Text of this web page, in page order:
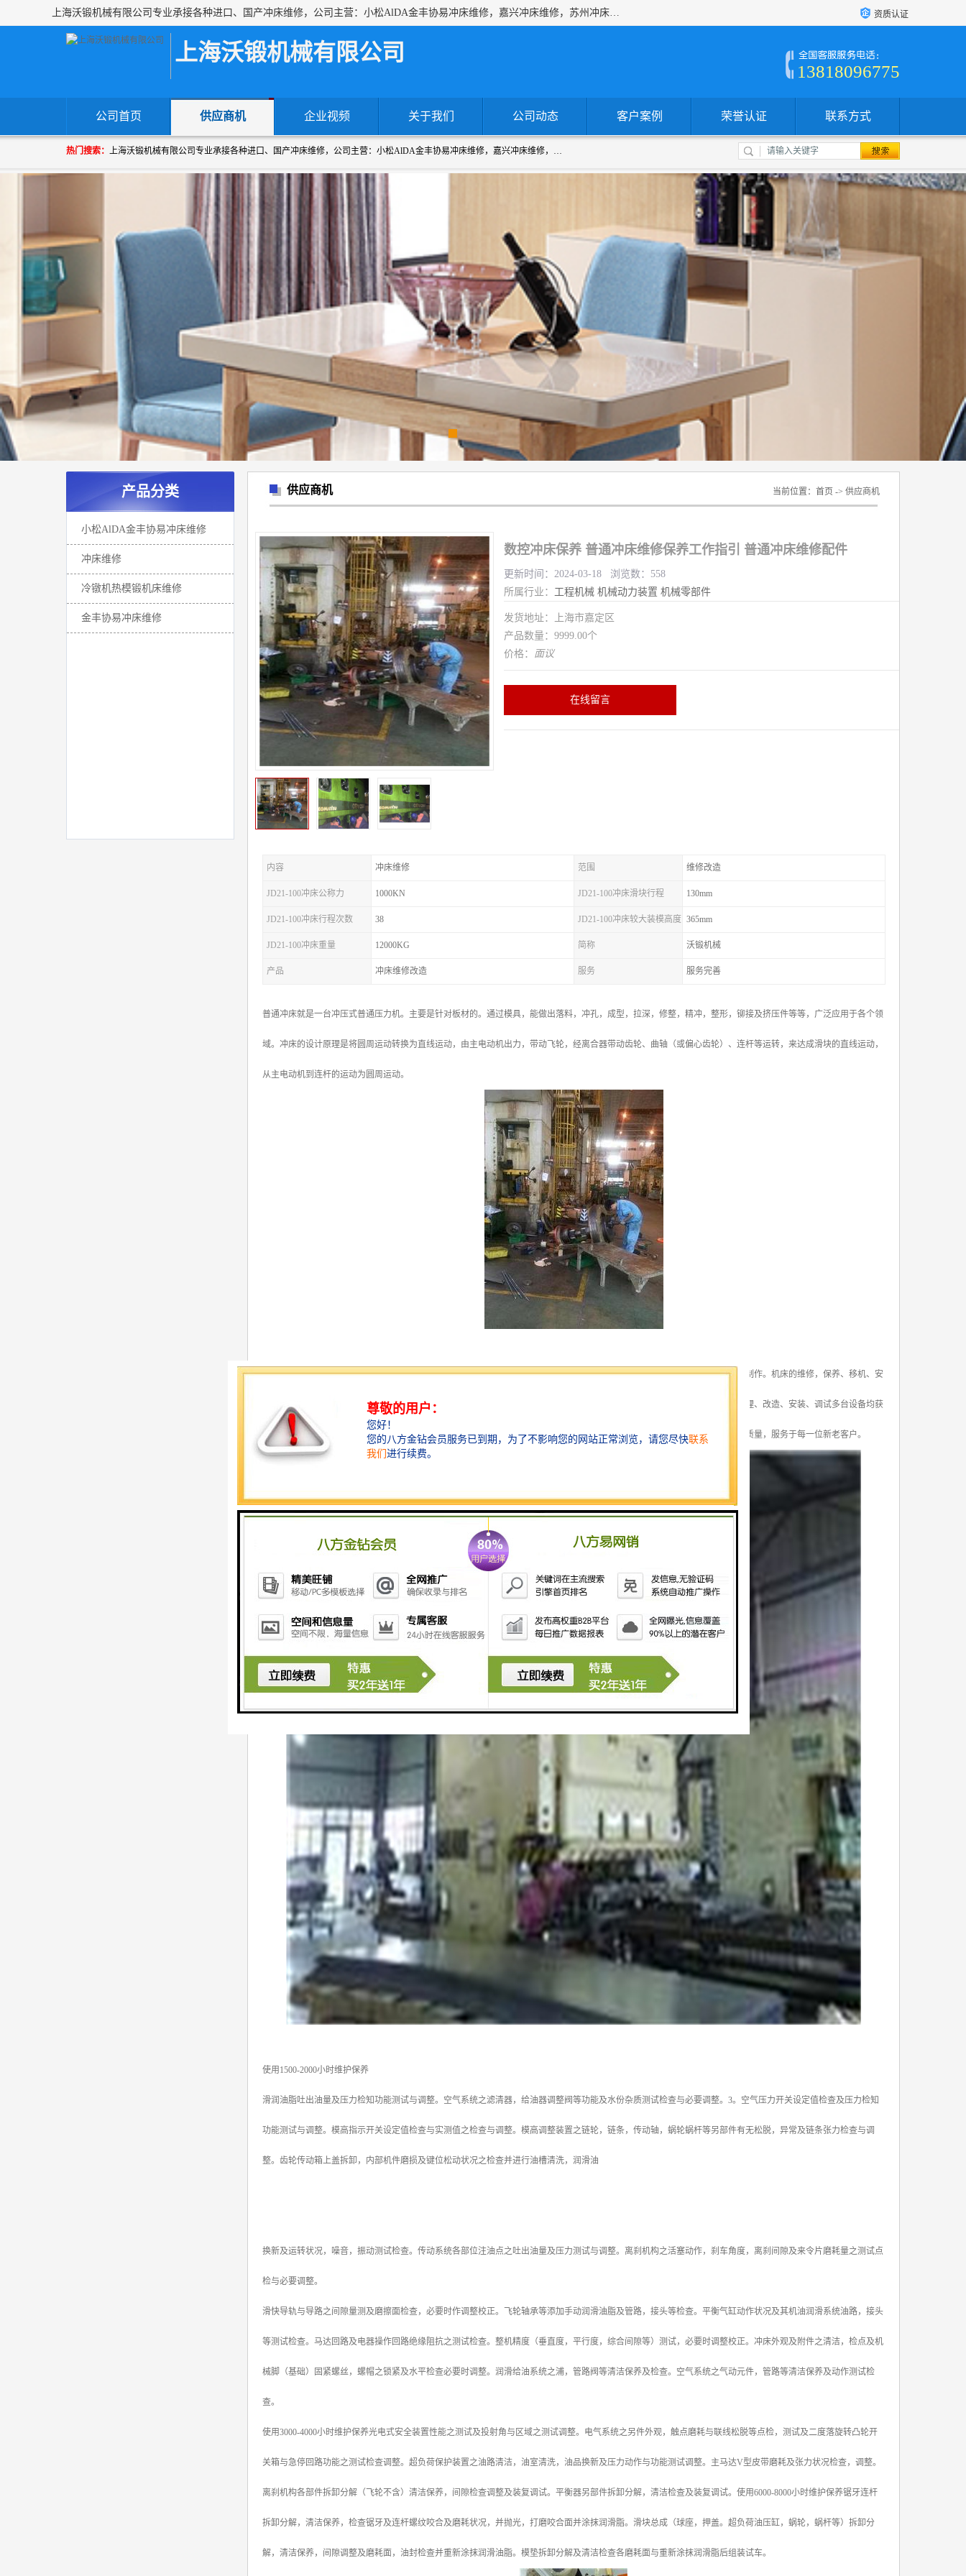
上海沃锻机械有限公司专业承接各种进口、国产冲床维修，公司主营：小松AlDA金丰协易冲床维修，嘉兴冲床维修，苏州冲床维修，冷镦机热模锻机床维修，提供各种冲床配件！！一站式服务为您解决一切冲床问题！ 资质认证
上海沃锻机械有限公司
13818096775
公司首页 供应商机 企业视频 关于我们 公司动态 客户案例 荣誉认证 联系方式
热门搜索： 上海沃锻机械有限公司专业承接各种进口、国产冲床维修，公司主营：小松AlDA金丰协易冲床维修，嘉兴冲床维修，苏州冲床维修，冷镦机热模锻机床维修，提供各种冲床配件！！一站式服务为您解决一切冲床问题！
产品分类
小松AlDA金丰协易冲床维修
冲床维修
冷镦机热模锻机床维修
金丰协易冲床维修
供应商机 当前位置： 首页 -> 供应商机
数控冲床保养 普通冲床维修保养工作指引 普通冲床维修配件
更新时间：2024-03-18 浏览数：558
所属行业： 工程机械 机械动力装置 机械零部件
发货地址：上海市嘉定区
产品数量：9999.00个
价格： 面议
在线留言
内容 冲床维修 范围 维修改造
JD21-100冲床公称力 1000KN JD21-100冲床滑块行程 130mm
JD21-100冲床行程次数 38 JD21-100冲床较大装模高度 365mm
JD21-100冲床重量 12000KG 简称 沃锻机械
产品 冲床维修改造 服务 服务完善
普通冲床就是一台冲压式普通压力机。主要是针对板材的。通过模具，能做出落料，冲孔，成型，拉深，修整，精冲，整形，铆接及挤压件等等，广泛应用于各个领
域。冲床的设计原理是将圆周运动转换为直线运动，由主电动机出力，带动飞轮，经离合器带动齿轮、曲轴（或偏心齿轮）、连杆等运转，来达成滑块的直线运动，
从主电动机到连杆的运动为圆周运动。
上海沃锻机械有限公司承接各类机床的大修改造；导轨修复、校准；液压系统维修改造；电气系统维修和升级改造，电气柜设计制作。机床的维修，保养、移机、安
装调试等。对立车、刨边机、铣边机、落地镗、龙门刨铣、导轨磨、卧车等大型金属切削机床，有丰富的维修改造经验。先后修理、改造、安装、调试多台设备均获
客户，公司秉承科学施工理念、对每一台机床认真负责的心态在长三角地区拥有良好口碑和稳固的市场。对此我们也将以更高的质量，服务于每一位新老客户。
使用1500-2000小时维护保养
滑润油脂吐出油量及压力检知功能测试与调整。空气系统之滤清器，给油器调整阀等功能及水份杂质测试检查与必要调整。3。空气压力开关设定值检查及压力检知
功能测试与调整。模高指示开关设定值检查与实测值之检查与调整。模高调整装置之链轮，链条，传动轴，蜗轮蜗杆等另部件有无松脱，异常及链条张力检查与调
整。齿轮传动箱上盖拆卸，内部机件磨损及键位松动状况之检查并进行油槽清洗，润滑油
换新及运转状况，噪音，振动测试检查。传动系统各部位注油点之吐出油量及压力测试与调整。离刹机构之活塞动作，刹车角度，离刹间隙及来令片磨耗量之测试点
检与必要调整。
滑快导轨与导路之间隙量测及磨擦面检查，必要时作调整校正。飞轮轴承等添加手动润滑油脂及管路，接头等检查。平衡气缸动作状况及其机油润滑系统油路，接头
等测试检查。马达回路及电器操作回路绝缘阻抗之测试检查。整机精度（垂直度，平行度，综合间隙等）测试，必要时调整校正。冲床外观及附件之清洁，检点及机
械脚（基础）固紧螺丝，螺帽之锁紧及水平检查必要时调整。润滑给油系统之浦，管路阀等清洁保养及检查。空气系统之气动元件，管路等清洁保养及动作测试检
查。
使用3000-4000小时维护保养光电式安全装置性能之测试及投射角与区域之测试调整。电气系统之另件外观，触点磨耗与联线松脱等点检，测试及二度落旋转凸轮开
关箱与急停回路功能之测试检查调整。超负荷保护装置之油路清洁，油室清洗，油品换新及压力动作与功能测试调整。主马达V型皮带磨耗及张力状况检查，调整。
离刹机构各部件拆卸分解（飞轮不含）清洁保养，间隙检查调整及装复调试。平衡器另部件拆卸分解，清洁检查及装复调试。使用6000-8000小时维护保养锯牙连杆
拆卸分解，清洁保养，检查锯牙及连杆螺纹咬合及磨耗状况，并抛光，打磨咬合面并涂抹润滑脂。滑块总成（球座，押盖。超负荷油压缸，蜗轮，蜗杆等）拆卸分
解，清洁保养，间隙调整及磨耗面，油封检查并重新涂抹润滑油脂。模垫拆卸分解及清洁检查各磨耗面与重新涂抹润滑脂后组装试车。